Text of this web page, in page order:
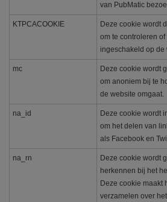
van PubMatic
KTPCACOOKIE
Deze cookie wordt
om te controleren
ingeschakeld op de
mc
Deze cookie wordt
om anoniem bij te
de website omgaat.
na_id
Deze cookie wordt
om het delen van
als Facebook en
na_rn
Deze cookie wordt
herkennen bij het
Deze cookie maakt
verzamelen over